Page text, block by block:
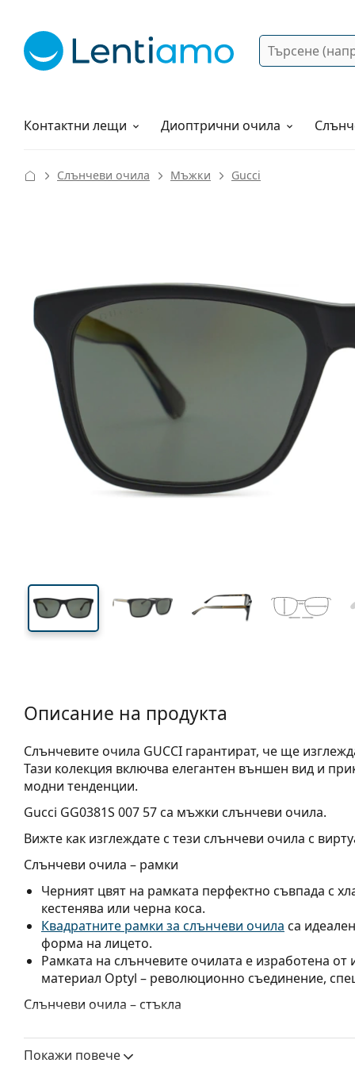
Търсене
Контактни лещи
Разтвори Диоптрични очила
Как да поръчам?
Слънчеви очила Мъжки Gucci
Ширина
43 mm
Височина на стъклото Ширина на стъклото
Ширина
на
Описание на продукта
Слънчевите очила GUCCI гарантират, че ще
Тази колекция включва елегантен външен вид и
модни тенденции.
Gucci GG0381S 007 57са мъжки слънчеви очила.
Вижте как изглеждате с тези слънчеви очила с
Слънчеви очила – рамки
Черният цвят на рамката перфектно съвпада с
кестенява или черна коса.
Квадратните рамки за слънчеви очила са
форма на лицето.
Рамката на слънчевите очилата е изработена
материал Optyl – революционно съединение,
Слънчеви очила – стъкла
Покажи повече